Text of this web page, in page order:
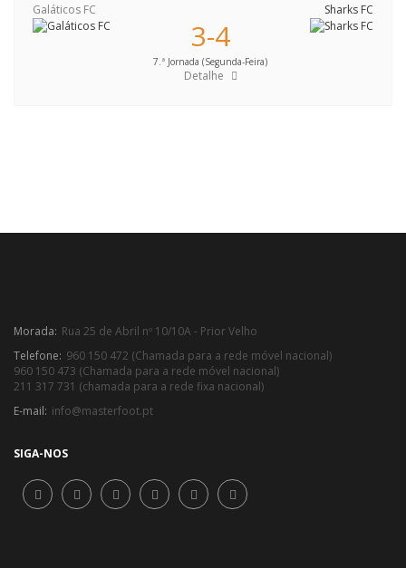
Galáticos FC Sharks FC
3-4
7.ª Jornada (Segunda-Feira)
Detalhe
Morada: Rua 25 de Abril nº 10/10A - Prior Velho
Telefone: 960 150 472 (Chamada para a rede móvel nacional)
960 150 473 (Chamada para a rede móvel nacional)
211 317 731 (chamada para a rede fixa nacional)
E-mail: info@masterfoot.pt
SIGA-NOS